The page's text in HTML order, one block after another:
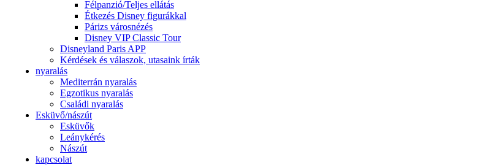
Félpanzió/Teljes ellátás
Étkezés Disney figurákkal
Párizs városnézés
Disney VIP Classic Tour
Disneyland Paris APP
Kérdések és válaszok, utasaink írták
nyaralás
Mediterrán nyaralás
Egzotikus nyaralás
Családi nyaralás
Esküvő/nászút
Esküvők
Leánykérés
Nászút
kapcsolat